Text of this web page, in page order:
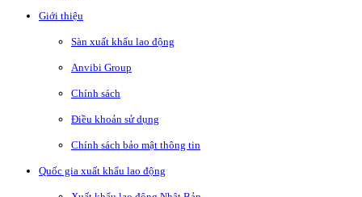
Giới thiệu
Sàn xuất khẩu lao động
Anvibi Group
Chính sách
Điều khoản sử dụng
Chính sách bảo mật thông tin
Quốc gia xuất khẩu lao động